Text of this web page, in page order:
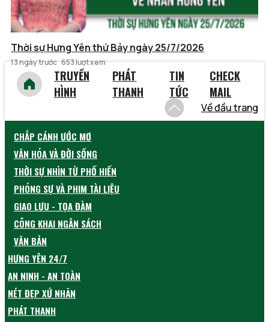
Thời sự Hưng Yên thứ Bảy ngày 25/7/2026
13 ngày trước 653 lượt xem
TRUYỀN
HÌNH
PHÁT
THANH
TIN
TỨC
CHECK
MAIL
Về đầu trang
CHẮP CÁNH ƯỚC MƠ
VĂN HÓA VÀ ĐỜI SỐNG
THỜI SỰ NHÌN TỪ PHỐ HIẾN
PHÓNG SỰ VÀ PHIM TÀI LIỆU
GIAO LƯU - TỌA ĐÀM
CÔNG KHAI NGÂN SÁCH
VĂN BẢN
HƯNG YÊN 24/7
AN NINH - AN TOÀN
NÉT ĐẸP XỨ NHÃN
PHÁT THANH